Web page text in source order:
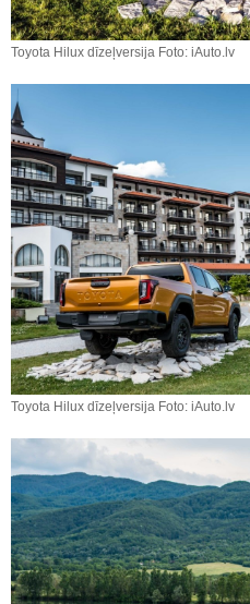
Toyota Hilux dīzeļversija Foto: iAuto.lv
Toyota Hilux dīzeļversija Foto: iAuto.lv